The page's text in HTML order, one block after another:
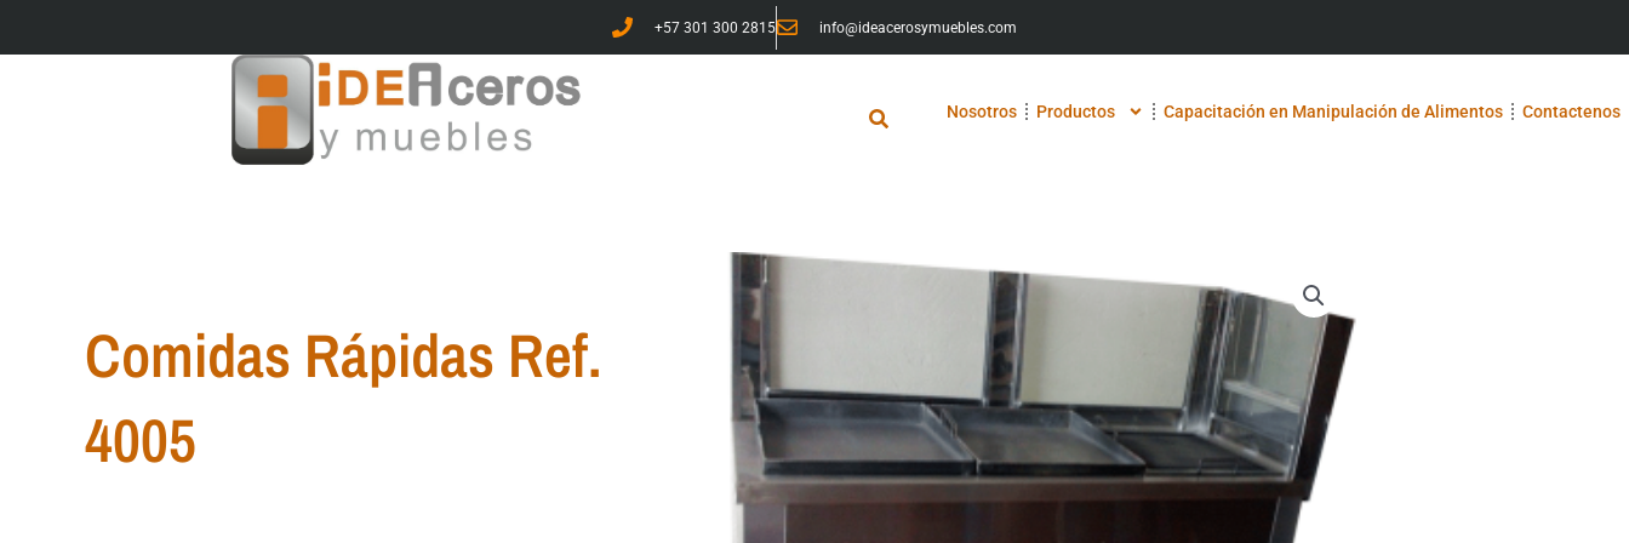
al
+57 301 300 2815 info@ideacerosymuebles.com
Nosotros Productos Capacitación en Manipulación de Alimentos Contactenos
Comidas Rápidas Ref.
4005